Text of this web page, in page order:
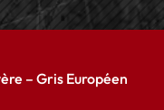
– Gris Européen